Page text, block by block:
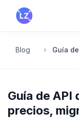
Saltar al contenido
Blog
Guía de API
precios,